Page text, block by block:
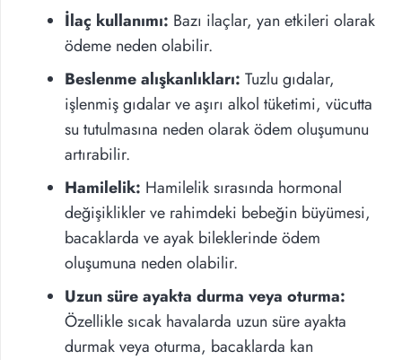
İlaç kullanımı: Bazı ilaçlar, yan etkileri olarak
ödeme neden olabilir.
Beslenme alışkanlıkları: Tuzlu gıdalar,
işlenmiş gıdalar ve aşırı alkol tüketimi, vücutta
su tutulmasına neden olarak ödem oluşumunu
artırabilir.
Hamilelik: Hamilelik sırasında hormonal
değişiklikler ve rahimdeki bebeğin büyümesi,
bacaklarda ve ayak bileklerinde ödem
oluşumuna neden olabilir.
Uzun süre ayakta durma veya oturma:
Özellikle sıcak havalarda uzun süre ayakta
durmak veya oturma, bacaklarda kan